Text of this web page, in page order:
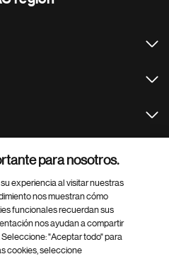
para nosotros.
experiencia al visitar nuestras
nos muestran cómo
funcionales recuerdan sus
nos ayudan a compartir
"Aceptar todo" para
cookies, seleccione